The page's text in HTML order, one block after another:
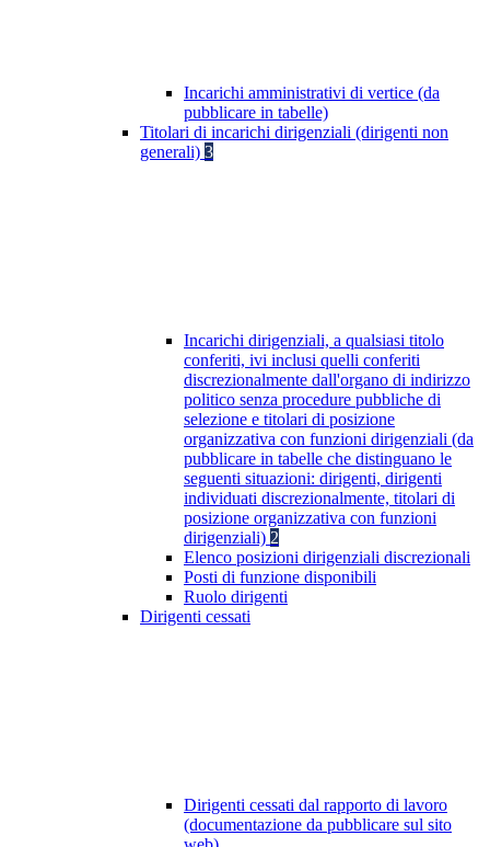
Incarichi amministrativi di vertice (da
pubblicare in tabelle)
Titolari di incarichi dirigenziali (dirigenti non
generali) 3
Incarichi dirigenziali, a qualsiasi titolo
conferiti, ivi inclusi quelli conferiti
discrezionalmente dall'organo di indirizzo
politico senza procedure pubbliche di
selezione e titolari di posizione
organizzativa con funzioni dirigenziali (da
pubblicare in tabelle che distinguano le
seguenti situazioni: dirigenti, dirigenti
individuati discrezionalmente, titolari di
posizione organizzativa con funzioni
dirigenziali) 2
Elenco posizioni dirigenziali discrezionali
Posti di funzione disponibili
Ruolo dirigenti
Dirigenti cessati
Dirigenti cessati dal rapporto di lavoro
(documentazione da pubblicare sul sito